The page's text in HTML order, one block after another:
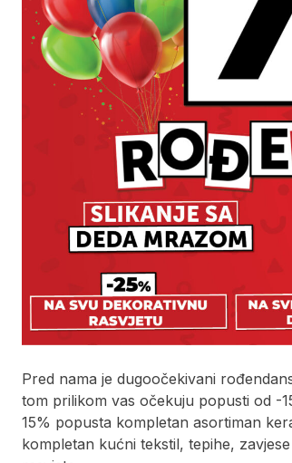
Pred nama je dugoočekivani
tom prilikom vas očekuju popusti od -
15% popusta kompletan asortiman
kompletan kućni tekstil, tepihe,